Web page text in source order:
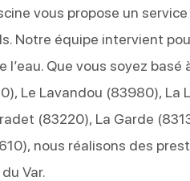
vous propose un
Notre équipe intervient
Que vous soyez
Le Lavandou (83980),
(83220), La Garde
nous réalisons des
Var.